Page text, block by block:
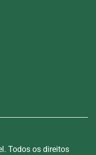
Todos os direitos